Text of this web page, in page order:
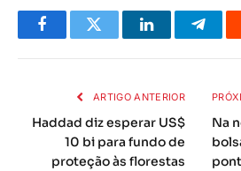
FacebookTwitter LinkedIn
ARTIGO ANTERIOR
Haddad diz esperar US$
10 bi para fundo de
proteção às florestas
Na